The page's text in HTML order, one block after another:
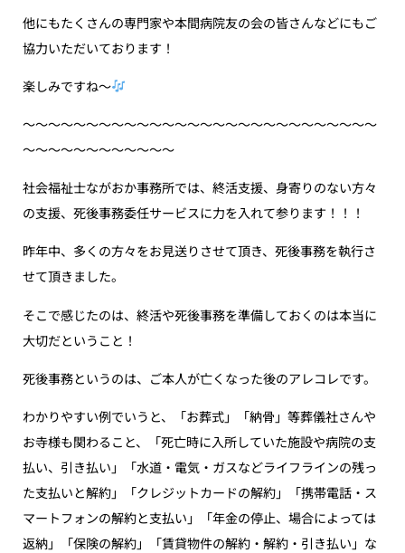
他にもたくさんの専門家や本間病院友の会の皆さんなどにもご
協力いただいております！
楽しみですね〜
〜〜〜〜〜〜〜〜〜〜〜〜〜〜〜〜〜〜〜〜〜〜〜〜〜〜〜〜
〜〜〜〜〜〜〜〜〜〜〜〜
社会福祉士ながおか事務所では、終活支援、身寄りのない方々
の支援、死後事務委任サービスに力を入れて参ります！！！
昨年中、多くの方々をお見送りさせて頂き、死後事務を執行さ
せて頂きました。
そこで感じたのは、終活や死後事務を準備しておくのは本当に
大切だということ！
死後事務というのは、ご本人が亡くなった後のアレコレです。
わかりやすい例でいうと、「お葬式」「納骨」等葬儀社さんや
お寺様も関わること、「死亡時に入所していた施設や病院の支
払い、引き払い」「水道・電気・ガスなどライフラインの残っ
た支払いと解約」「クレジットカードの解約」「携帯電話・ス
マートフォンの解約と支払い」「年金の停止、場合によっては
返納」「保険の解約」「賃貸物件の解約・解約・引き払い」な